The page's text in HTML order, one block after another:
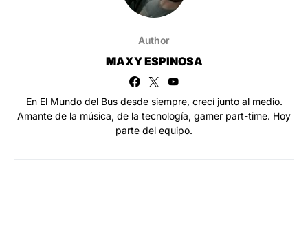
Author
MAXY ESPINOSA
En El Mundo del Bus desde siempre, crecí junto al medio.
Amante de la música, de la tecnología, gamer part-time. Hoy
parte del equipo.